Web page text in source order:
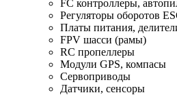
FC контроллеры,
Регуляторы оборотов
Платы питания,
FPV шасси (рамы)
RC пропеллеры
Модули GPS, компасы
Сервоприводы
Датчики, сенсоры